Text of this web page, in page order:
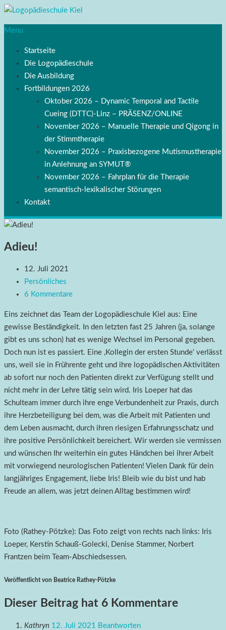
Menu
Startseite
Die Logopädieschule
Die Ausbildung
Fortbildungen 2026
Oktober 2026 – Dynamic Temporal and Tactile
Cueing (DTTC)-Linz – PRÄSENZ/ONLINE
November 2026 – Manuelle Therapie und Qigong in
der Stimmtherapie
November 2026 – Praxisbezogene Mutismustherapie
in Anlehnung an SYMUT®
November 2026 – Fahrplan für die Therapie
semantisch-lexikalischer Störungen
Kontakt
Adieu!
12. Juli 2021
Persönliches
6 Kommentare
Eins zeichnet das Team der Logopädieschule Kiel aus: Eine
gewisse Beständigkeit. In den letzten fast 25 Jahren (ja, solange
gibt es uns schon) hat es wenige Wechsel im Personal gegeben.
Doch nun ist es passiert. Eine ,Kollegin der ersten Stunde‘ verlässt
uns, weil sie in Frührente geht und ihre logopädischen Aktivitäten
ab sofort nur noch den Patienten direkt zur Verfügung stellt und
nicht mehr in der Lehre tätig sein wird. Iris Loeper hat das
Schulteam immer durch ihre enge Verbundenheit zur Praxis, durch
ihre Herzbeteiligung bei dem, was die Arbeit mit Patienten und
dem Leben ausmacht, durch ihren riesigen Erfahrungsschatz und
ihre positive Persönlichkeit bereichert. Wir werden sie vermissen
und wünschen Ihr weiterhin ein gutes Händchen bei ihrer Arbeit
mit vorwiegend neurologischen Patienten! Vielen Dank für dein
langjähriges Engagement, liebe Iris! Bleib wie du bist und hab
Freude an allem, was jetzt deinen Alltag bestimmen wird!
Foto (Rathey-Pötzke): Das Foto zeigt von rechts nach links: Iris
Loeper, Kerstin Schauß-Golecki, Denise Stammer, Norbert
Frantzen beim Team-Abschiedsessen.
Veröffentlicht von Beatrice Rathey-Pötzke
Dieser Beitrag hat 6 Kommentare
Kathryn 12. Juli 2021 Beantworten